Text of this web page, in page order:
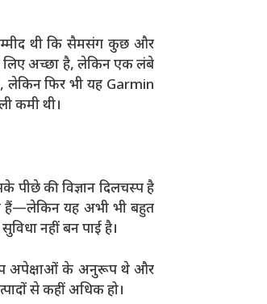
थी कि सैमसंग कुछ और
लिए अच्छा है, लेकिन एक लंबे
लेकिन फिर भी यह Garmin
कमी थी।
पीछे की विज्ञान दिलचस्प है
हैं—लेकिन यह अभी भी बहुत
नहीं बन पाई है।
माप अपेक्षाओं के अनुरूप थे और
से कहीं अधिक हो।